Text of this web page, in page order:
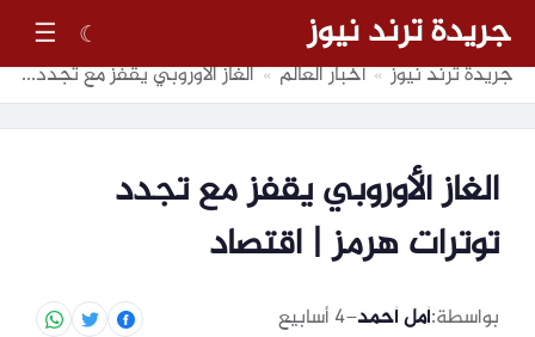
جريدة ترند نيوز ☾
☰
جريدة ترند نيوز » أخبار العالم » الغاز الأوروبي يقفز مع تجدد توترات هرمز | اقتصاد
الغاز الأوروبي يقفز مع تجدد
توترات هرمز | اقتصاد
بواسطة:أمل أحمد–4 أسابيع